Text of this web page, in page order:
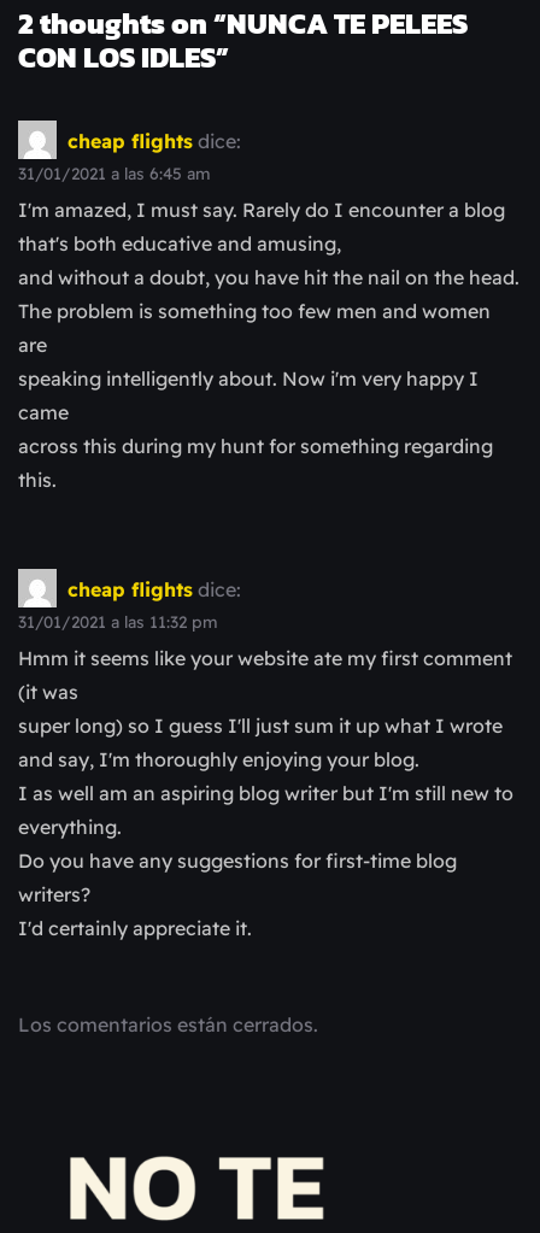
2 thoughts on “NUNCA TE PELEES
CON LOS IDLES”
cheap flights dice:
31/01/2021 a las 6:45 am
I'm amazed, I must say. Rarely do I encounter a blog
that's both educative and amusing,
and without a doubt, you have hit the nail on the head.
The problem is something too few men and women
are
speaking intelligently about. Now i'm very happy I
came
across this during my hunt for something regarding
this.
cheap flights dice:
31/01/2021 a las 11:32 pm
Hmm it seems like your website ate my first comment
(it was
super long) so I guess I'll just sum it up what I wrote
and say, I'm thoroughly enjoying your blog.
I as well am an aspiring blog writer but I'm still new to
everything.
Do you have any suggestions for first-time blog
writers?
I'd certainly appreciate it.
Los comentarios están cerrados.